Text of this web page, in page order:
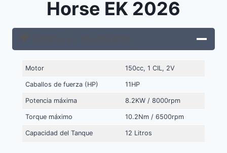
Horse EK 2026
Motor 150cc, 1 CIL, 2V
Caballos de fuerza (HP) 11HP
Potencia máxima 8.2KW / 8000rpm
Torque máximo 10.2Nm / 6500rpm
Capacidad del Tanque 12 Litros